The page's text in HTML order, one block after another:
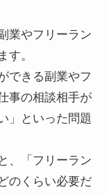
業やフリーラン
す。
できる副業やフ
事の相談相手が
」といった問題
、「フリーラン
のくらい必要だ